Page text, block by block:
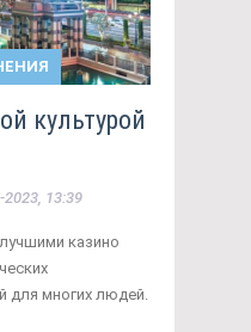
культурой
2023, 13:39
казино
для многих людей.